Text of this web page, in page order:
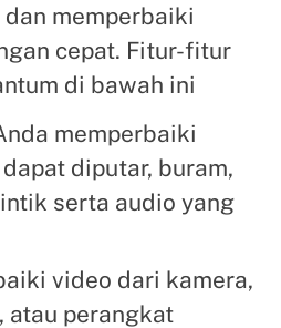
memperbaiki
cepat. Fitur-fitur
di bawah ini
memperbaiki
diputar, buram,
serta audio yang
video dari kamera,
atau perangkat